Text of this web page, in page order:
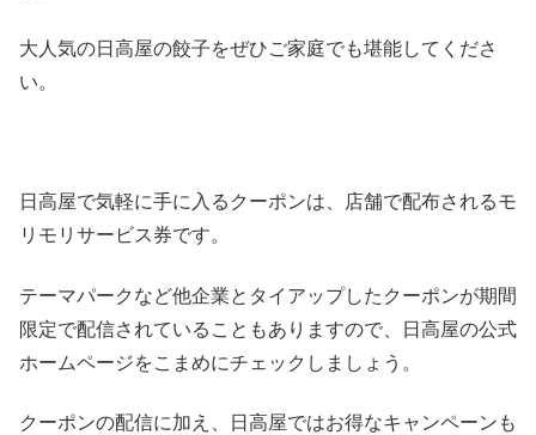
大人気の日高屋の餃子をぜひご家庭でも堪能してくださ
い。
日高屋で気軽に手に入るクーポンは、店舗で配布されるモ
リモリサービス券です。
テーマパークなど他企業とタイアップしたクーポンが期間
限定で配信されていることもありますので、日高屋の公式
ホームページをこまめにチェックしましょう。
クーポンの配信に加え、日高屋ではお得なキャンペーンも